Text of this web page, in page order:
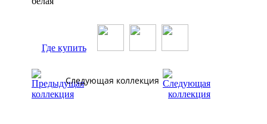
Где купить
Следующая коллекция